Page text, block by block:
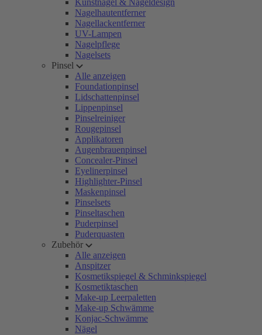
Kunstnägel & Nageldesign
Nagelhautentferner
Nagellackentferner
UV-Lampen
Nagelpflege
Nagelsets
Pinsel
Alle anzeigen
Foundationpinsel
Lidschattenpinsel
Lippenpinsel
Pinselreiniger
Rougepinsel
Applikatoren
Augenbrauenpinsel
Concealer-Pinsel
Eyelinerpinsel
Highlighter-Pinsel
Maskenpinsel
Pinselsets
Pinseltaschen
Puderpinsel
Puderquasten
Zubehör
Alle anzeigen
Anspitzer
Kosmetikspiegel & Schminkspiegel
Kosmetiktaschen
Make-up Leerpaletten
Make-up Schwämme
Konjac-Schwämme
Nägel